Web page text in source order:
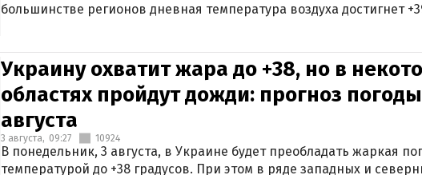
большинстве регионов дневная температура воздуха достигнет
Украину охватит жара до +38, но в
областях пройдут дожди: прогноз
августа
3 августа, 09:27 10924
В понедельник, 3 августа, в Украине будет преобладать жаркая
температурой до +38 градусов. При этом в ряде западных и